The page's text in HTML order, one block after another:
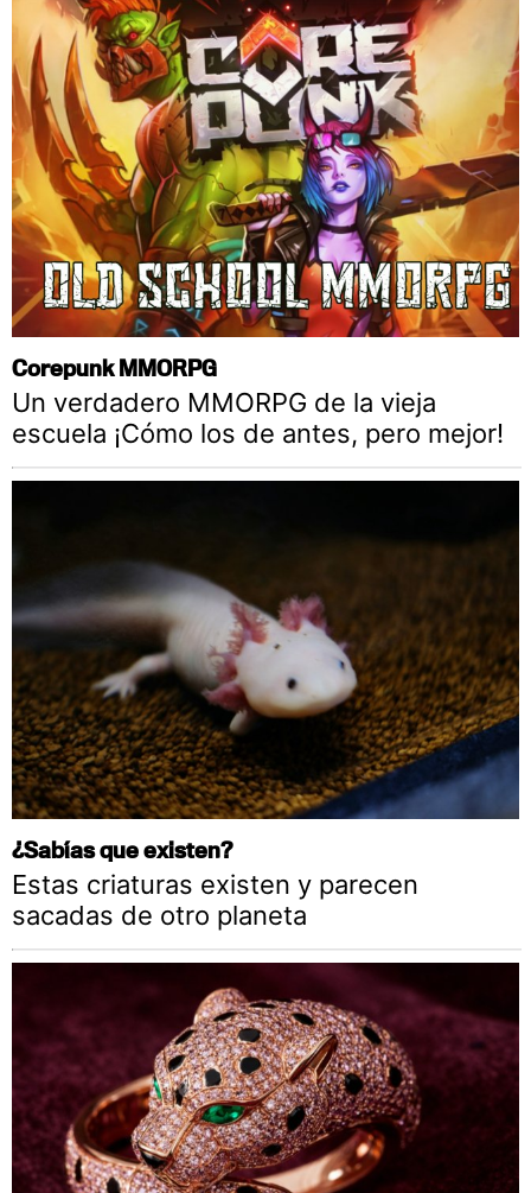
Corepunk MMORPG
Un verdadero MMORPG de la vieja
escuela ¡Cómo los de antes, pero mejor!
¿Sabías que existen?
Estas criaturas existen y parecen
sacadas de otro planeta